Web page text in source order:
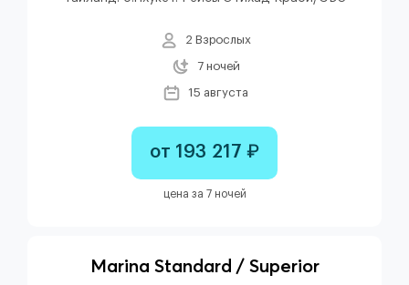
2 Взрослых
7 ночей
15 августа
от 193 217 ₽
цена за 7 ночей
Marina Standard / Superior